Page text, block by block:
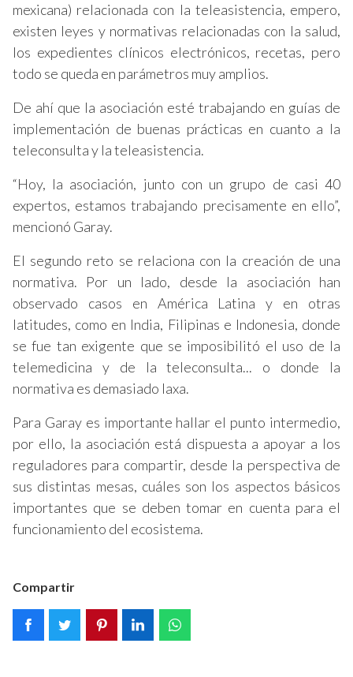
mexicana) relacionada con la teleasistencia, empero,
existen leyes y normativas relacionadas con la salud,
los expedientes clínicos electrónicos, recetas, pero
todo se queda en parámetros muy amplios.
De ahí que la asociación esté trabajando en guías de
implementación de buenas prácticas en cuanto a la
teleconsulta y la teleasistencia.
“Hoy, la asociación, junto con un grupo de casi 40
expertos, estamos trabajando precisamente en ello”,
mencionó Garay.
El segundo reto se relaciona con la creación de una
normativa. Por un lado, desde la asociación han
observado casos en América Latina y en otras
latitudes, como en India, Filipinas e Indonesia, donde
se fue tan exigente que se imposibilitó el uso de la
telemedicina y de la teleconsulta... o donde la
normativa es demasiado laxa.
Para Garay es importante hallar el punto intermedio,
por ello, la asociación está dispuesta a apoyar a los
reguladores para compartir, desde la perspectiva de
sus distintas mesas, cuáles son los aspectos básicos
importantes que se deben tomar en cuenta para el
funcionamiento del ecosistema.
Compartir